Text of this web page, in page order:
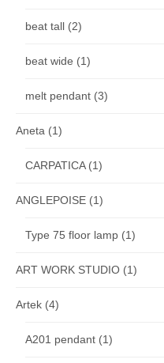
beat tall (2)
beat wide (1)
melt pendant (3)
Aneta (1)
CARPATICA(1)
ANGLEPOISE (1)
Type 75 floor lamp (1)
ART WORK STUDIO (1)
Artek (4)
A201 pendant (1)